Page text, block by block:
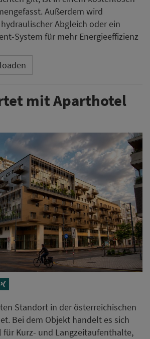
Außerdem wird
Abgleich oder ein
System für mehr Energieeffizienz
mit Aparthotel
Standort in der österreichischen
Bei dem Objekt handelt es sich
Kurz- und Langzeitaufenthalte,